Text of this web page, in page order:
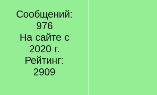
Сообщений:
976
На сайте с
2020 г.
Рейтинг:
2909